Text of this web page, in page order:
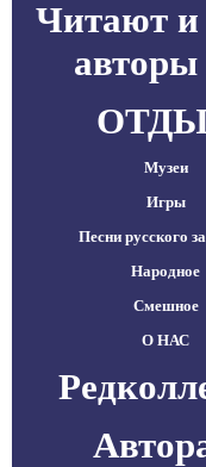
Читают
Музеи
Игры
Песни русского
Народное
Смешное
О НАС